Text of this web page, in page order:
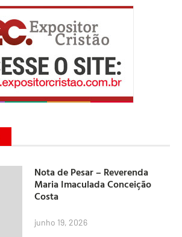
Nota de Pesar – Reverenda
Maria Imaculada Conceição
Costa
junho 19, 2026